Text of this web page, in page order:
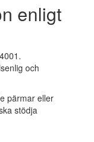
enligt
och
pärmar eller
stödja